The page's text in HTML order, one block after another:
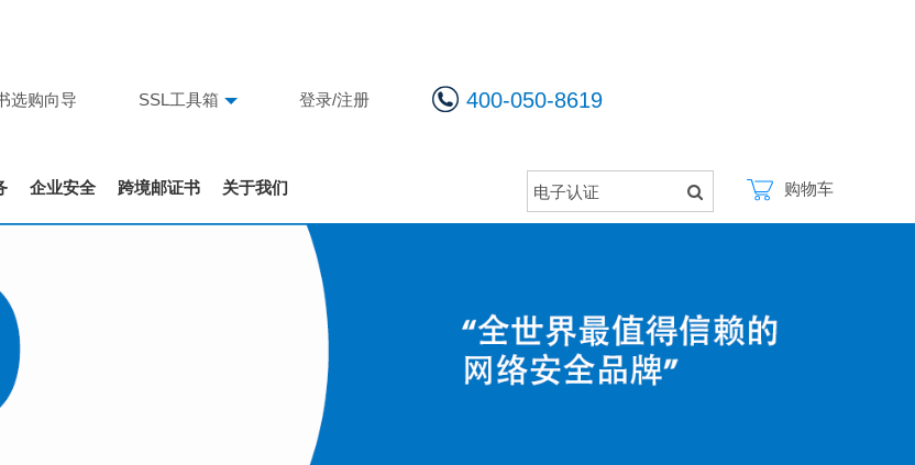
选购向导 SSL工具箱 登录/注册 400-050-8619
企业安全 跨境邮证书 关于我们 电子认证 购物车